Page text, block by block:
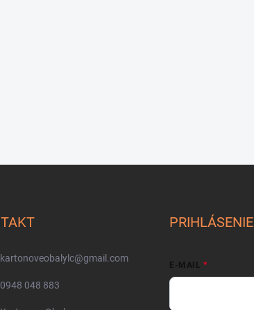
kartonoveobalylc@gmail.com
0948 048 883
PRIHLÁSENIE
E-MAIL